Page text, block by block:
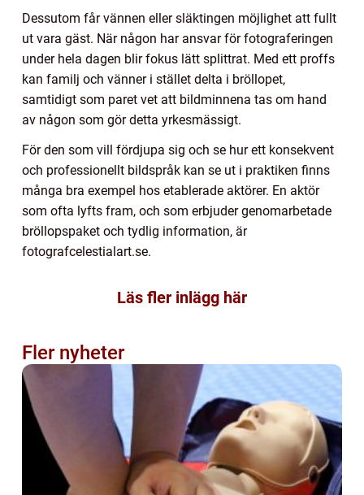
Dessutom får vännen eller släktingen möjlighet att fullt
ut vara gäst. När någon har ansvar för fotograferingen
under hela dagen blir fokus lätt splittrat. Med ett proffs
kan familj och vänner i stället delta i bröllopet,
samtidigt som paret vet att bildminnena tas om hand
av någon som gör detta yrkesmässigt.
För den som vill fördjupa sig och se hur ett konsekvent
och professionellt bildspråk kan se ut i praktiken finns
många bra exempel hos etablerade aktörer. En aktör
som ofta lyfts fram, och som erbjuder genomarbetade
bröllopspaket och tydlig information, är
fotografcelestialart.se.
Läs fler inlägg här
Fler nyheter